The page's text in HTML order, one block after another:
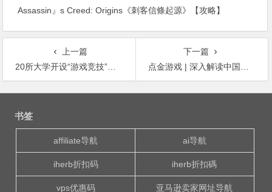
Assassin』s Creed: Origins《刺客信條起源》【攻略】
上一篇
20所大学开设“游戏竞技”专业，教你打王者荣耀？
下一篇
点金游戏 | 深入解读中国电子竞技业
文
书签
affiliate导航 ai导航
iherb折扣码 iherb折扣碼
vps优惠码 亚马逊卖家网址导航